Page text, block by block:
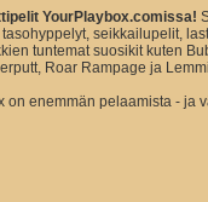
YourPlaybox.comissa!
seikkailupelit,
tuntemat suosikit kuten
Roar Rampage ja
on enemmän pelaamista - ja